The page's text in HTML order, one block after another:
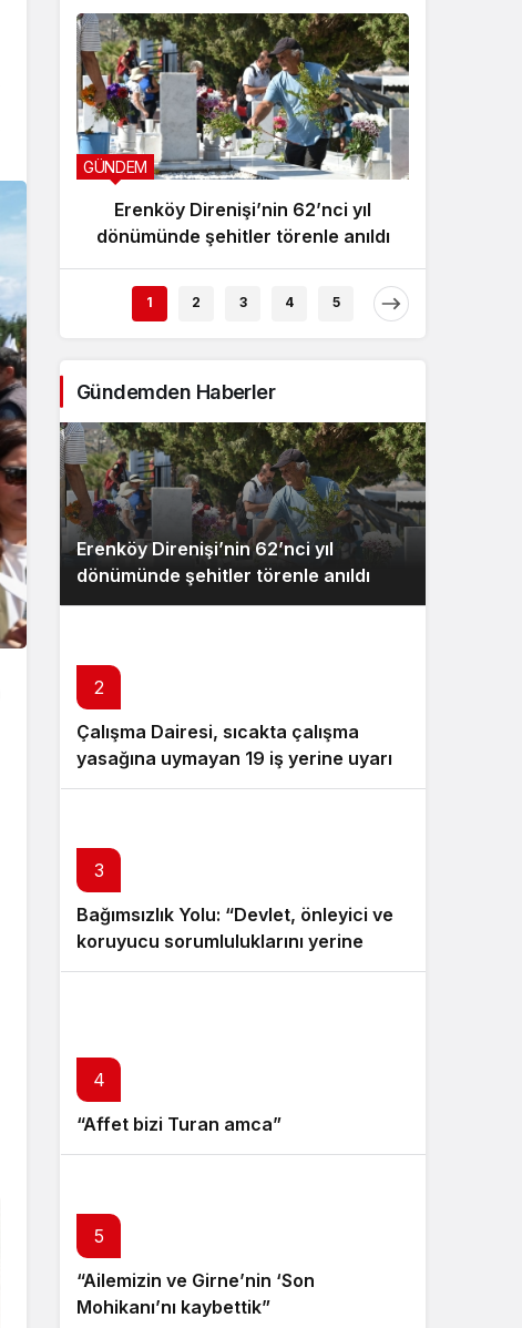
GÜNDEM
Erenköy Direnişi’nin 62’nci yıl
dönümünde şehitler törenle anıldı
1 2 3 4 5
Gündemden Haberler
Erenköy Direnişi’nin 62’nci yıl
dönümünde şehitler törenle anıldı
2
Çalışma Dairesi, sıcakta çalışma
yasağına uymayan 19 iş yerine uyarı
verdi
3
Bağımsızlık Yolu: “Devlet, önleyici ve
koruyucu sorumluluklarını yerine
getirmeli”
4
“Affet bizi Turan amca”
5
“Ailemizin ve Girne’nin ‘Son
Mohikanı’nı kaybettik”